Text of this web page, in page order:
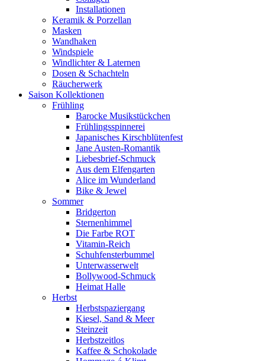
Installationen
Keramik & Porzellan
Masken
Wandhaken
Windspiele
Windlichter & Laternen
Dosen & Schachteln
Räucherwerk
Saison Kollektionen
Frühling
Barocke Musikstückchen
Frühlingsspinnerei
Japanisches Kirschblütenfest
Jane Austen-Romantik
Liebesbrief-Schmuck
Aus dem Elfengarten
Alice im Wunderland
Bike & Jewel
Sommer
Bridgerton
Sternenhimmel
Die Farbe ROT
Vitamin-Reich
Schuhfensterbummel
Unterwasserwelt
Bollywood-Schmuck
Heimat Halle
Herbst
Herbstspaziergang
Kiesel, Sand & Meer
Steinzeit
Herbstzeitlos
Kaffee & Schokolade